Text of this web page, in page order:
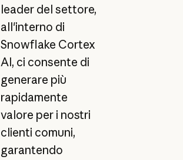
leader del settore,
all'interno di
Snowflake Cortex
AI, ci consente di
generare più
rapidamente
valore per i nostri
clienti comuni,
garantendo